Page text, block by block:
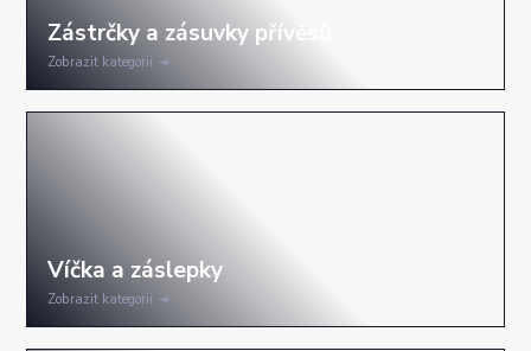
Zobrazit kategorii
Zobrazit kategorii